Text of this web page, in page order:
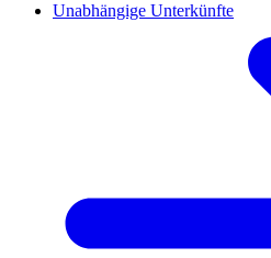
Unabhängige Unterkünfte